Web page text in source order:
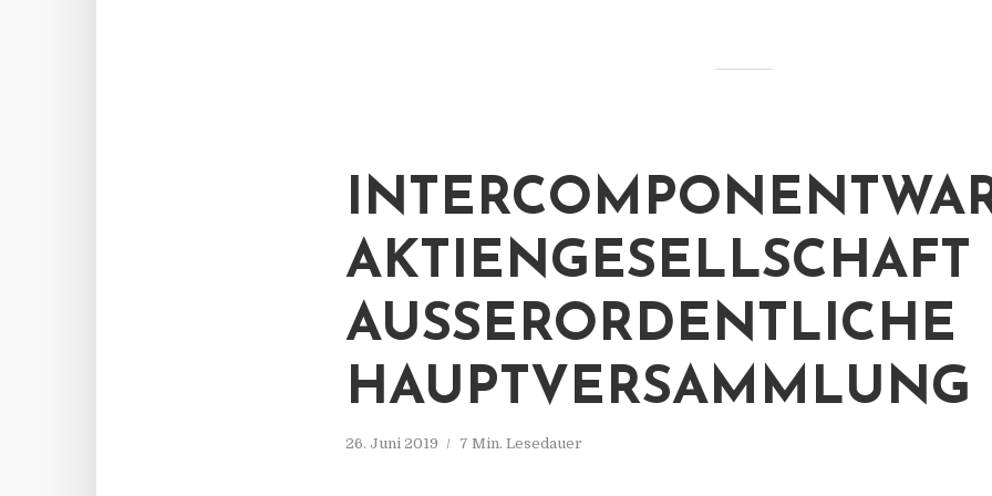
AKTIENGESELLSCHAFT
AUSSERORDENTLICHE H
AUPTVERSAMMLUNG
26. Juni 2019 7 Min. Lesedauer